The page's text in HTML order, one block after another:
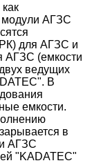
модули АГЗС
для АГЗС и
АГЗС (емкости
ведущих
В
емкости.
в
АГЗС
"KADATEC"